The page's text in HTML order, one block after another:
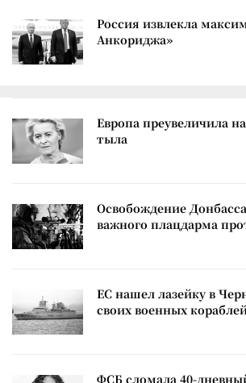
Россия извлекла
Анкориджа»
Европа преувеличила
тыла
Освобождение
важного плацдарма
ЕС нашел лазейку в
своих военных
ФСБ сломала 40-